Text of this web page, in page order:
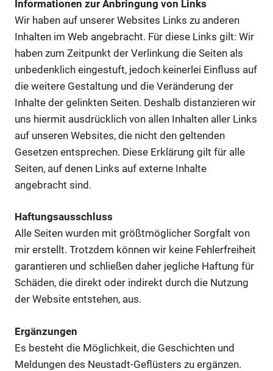
Informationen zur Anbringung von Links
Wir haben auf unserer Websites Links zu anderen
Inhalten im Web angebracht. Für diese Links gilt: Wir
haben zum Zeitpunkt der Verlinkung die Seiten als
unbedenklich eingestuft, jedoch keinerlei Einfluss auf
die weitere Gestaltung und die Veränderung der
Inhalte der gelinkten Seiten. Deshalb distanzieren wir
uns hiermit ausdrücklich von allen Inhalten aller Links
auf unseren Websites, die nicht den geltenden
Gesetzen entsprechen. Diese Erklärung gilt für alle
Seiten, auf denen Links auf externe Inhalte
angebracht sind.
Haftungsausschluss
Alle Seiten wurden mit größtmöglicher Sorgfalt von
mir erstellt. Trotzdem können wir keine Fehlerfreiheit
garantieren und schließen daher jegliche Haftung für
Schäden, die direkt oder indirekt durch die Nutzung
der Website entstehen, aus.
Ergänzungen
Es besteht die Möglichkeit, die Geschichten und
Meldungen des Neustadt-Geflüsters zu ergänzen.